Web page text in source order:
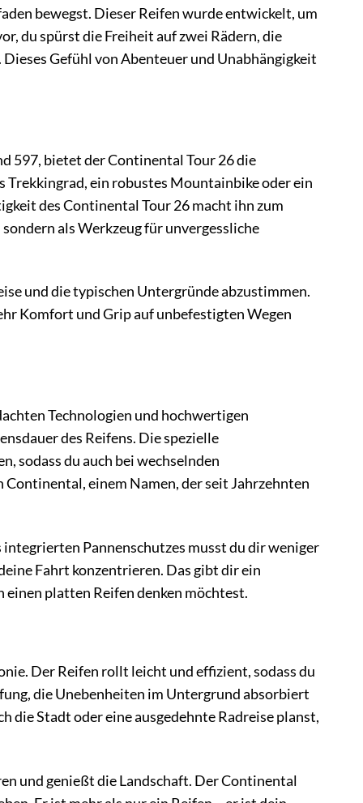
bewegst. Dieser Reifen wurde entwickelt, um
du spürst die Freiheit auf zwei Rädern, die
Gefühl von Abenteuer und Unabhängigkeit
597, bietet der Continental Tour 26 die
Trekkingrad, ein robustes Mountainbike oder ein
des Continental Tour 26 macht ihn zum
als Werkzeug für unvergessliche
und die typischen Untergründe abzustimmen.
Komfort und Grip auf unbefestigten Wegen
Technologien und hochwertigen
des Reifens. Die spezielle
sodass du auch bei wechselnden
einem Namen, der seit Jahrzehnten
Pannenschutzes musst du dir weniger
Fahrt konzentrieren. Das gibt dir ein
einen platten Reifen denken möchtest.
Der Reifen rollt leicht und effizient, sodass du
die Unebenheiten im Untergrund absorbiert
die Stadt oder eine ausgedehnte Radreise planst,
und genießt die Landschaft. Der Continental